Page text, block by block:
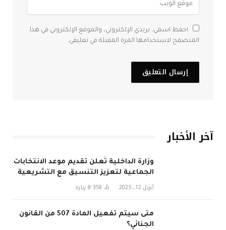
احفظ اسمي، بريدي الإلكتروني، والموقع الإلكتروني في هذا
المتصفح لاستخدامها المرة المقبلة في تعليقي.
آخر الأخبار
وزارة الداخلية تُعلن تقديم موعد الانتخابات
الجماعية لتعزيز التنسيق مع التشريعية
في 2026
أبريل 12, 2025 8٬358 زيارة
متى سيتم تفعيل المادة 507 من القانون
الجنائي؟